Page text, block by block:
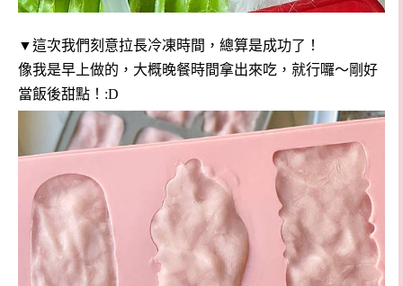
▼這次我們刻意拉長冷凍時間，總算是成功了！
像我是早上做的，大概晚餐時間拿出來吃，就行囉～剛好
當飯後甜點！:D